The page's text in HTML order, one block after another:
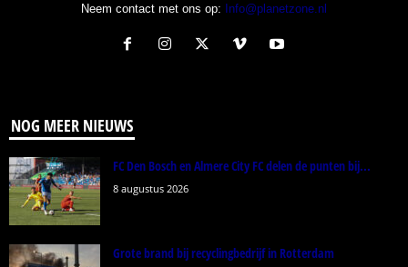
Neem contact met ons op: Info@planetzone.nl
NOG MEER NIEUWS
FC Den Bosch en Almere City FC delen de punten bij...
8 augustus 2026
Grote brand bij recyclingbedrijf in Rotterdam